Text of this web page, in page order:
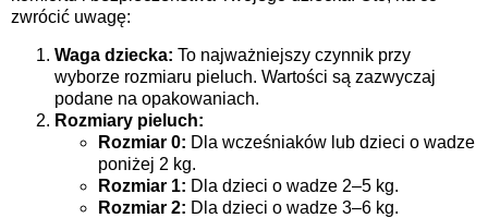
zwrócić uwagę:
Waga dziecka: To najważniejszy czynnik przy
wyborze rozmiaru pieluch. Wartości są zazwyczaj
podane na opakowaniach.
Rozmiary pieluch:
Rozmiar 0: Dla wcześniaków lub dzieci o wadze
poniżej 2 kg.
Rozmiar 1: Dla dzieci o wadze 2–5 kg.
Rozmiar 2: Dla dzieci o wadze 3–6 kg.